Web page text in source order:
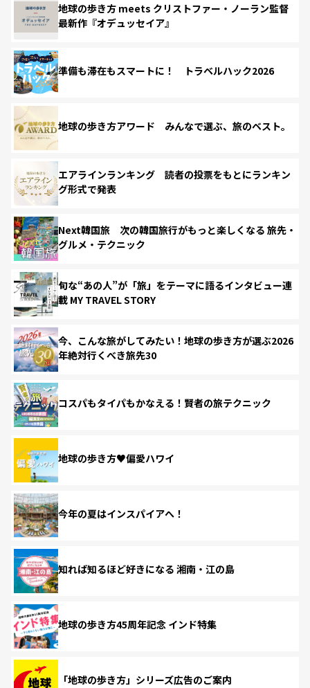
地球の歩き方 meets クリストファー・ノーラン監督
最新作『オデュッセイア』
準備も滞在もスマートに！ トラベルハック2026
地球の歩き方アワード みんなで選ぶ、旅のベスト。
エアラインランキング 読者の投票をもとにランキン
グ形式で発表
Next韓国旅 次の韓国旅行がもっと楽しくなる 旅先・
グルメ・テクニック
旬な“あの人”が「旅」をテーマに語るインタビュー連
載 MY TRAVEL STORY
今、こんな旅がしてみたい！地球の歩き方が選ぶ2026
年絶対行くべき旅先30
コスパもタイパもかなえる！賢者の旅テクニック
地球の歩き方♥偏愛ハワイ
今年の夏はインスパイアへ！
知れば知るほど好きになる 湘南・江の島
地球の歩き方45周年記念 インド特集
「地球の歩き方」シリーズ広告のご案内